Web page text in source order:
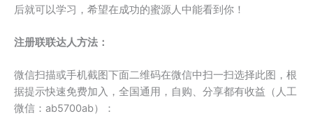
后就可以学习，希望在成功的蜜源人中能看到你！
注册联联达人方法：
微信扫描或手机截图下面二维码在微信中扫一扫选择此图，根
据提示快速免费加入，全国通用，自购、分享都有收益（人工
微信：ab5700ab）：